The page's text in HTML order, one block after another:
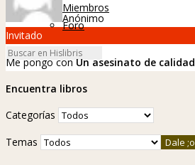
Miembros
Foro
Anónimo
Invitado
Me pongo con Un asesinato de calidad
Encuentra libros
Categorías
Temas